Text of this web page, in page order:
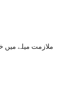
ملازمت میلے میں